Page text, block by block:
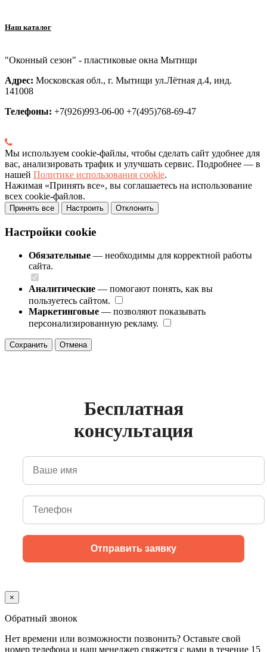
Наш каталог
"Оконный сезон" - пластиковые окна Мытищи
Адрес: Московская обл., г. Мытищи ул.Лётная д.4, инд.
141008
Телефоны: +7(926)993-06-00 +7(495)768-69-47
Мы используем cookie-файлы, чтобы сделать сайт удобнее для
вас, анализировать трафик и улучшать сервис. Подробнее — в
нашей Политике использования cookie.
Нажимая «Принять все», вы соглашаетесь на использование
всех cookie-файлов.
Принять все Настроить Отклонить
Настройки cookie
Обязательные — необходимы для корректной работы
сайта.
Аналитические — помогают понять, как вы
пользуетесь сайтом.
Маркетинговые — позволяют показывать
персонализированную рекламу.
Сохранить Отмена
Бесплатная
консультация
×
Обратный звонок
Нет времени или возможности позвонить? Оставьте свой
номер телефона и наш менеджер свяжется с вами в течение 15